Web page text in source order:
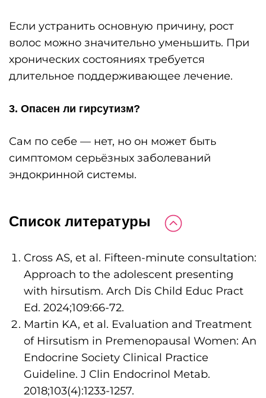
Если устранить основную причину, рост
волос можно значительно уменьшить. При
хронических состояниях требуется
длительное поддерживающее лечение.
3. Опасен ли гирсутизм?
Сам по себе — нет, но он может быть
симптомом серьёзных заболеваний
эндокринной системы.
Список литературы
Cross AS, et al. Fifteen-minute consultation:
Approach to the adolescent presenting
with hirsutism. Arch Dis Child Educ Pract
Ed. 2024;109:66-72.
Martin KA, et al. Evaluation and Treatment
of Hirsutism in Premenopausal Women: An
Endocrine Society Clinical Practice
Guideline. J Clin Endocrinol Metab.
2018;103(4):1233-1257.